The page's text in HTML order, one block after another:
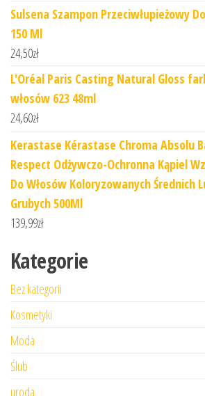
Sulsena Szampon Przeciwłupieżowy
150 Ml
24,50zł
L'Oréal Paris Casting Natural Gloss
włosów 623 48ml
24,60zł
Kerastase Kérastase Chroma Absolu
Respect Odżywczo-Ochronna Kąpiel
Do Włosów Koloryzowanych Średnich
Grubych 500Ml
139,99zł
Kategorie
Bez kategorii
Kosmetyki
Moda
Ślub
uroda